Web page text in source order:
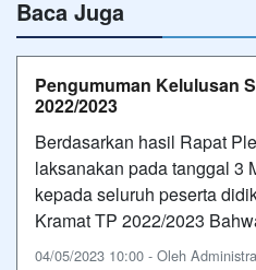
Baca Juga
Pengumuman Kelulusan
2022/2023
Berdasarkan hasil Rapat
laksanakan pada tanggal 3
kepada seluruh peserta
Kramat TP 2022/2023
04/05/2023 10:00 - Oleh